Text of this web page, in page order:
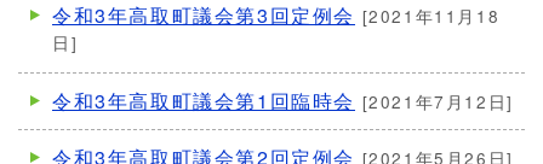
令和3年高取町議会第3回定例会 [2021年11月18
日]
令和3年高取町議会第1回臨時会 [2021年7月12日]
令和3年高取町議会第2回定例会 [2021年5月26日]